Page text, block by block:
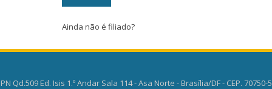
Ainda não é filiado?
Qd.509 Ed. Isis 1.º Andar Sala 114 - Asa Norte - Brasília/DF - CEP. 70750-